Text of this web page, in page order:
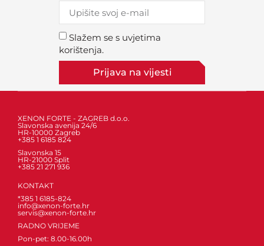
Slažem se s uvjetima
korištenja.
Prijava na vijesti
XENON FORTE - ZAGREB d.o.o.
Slavonska avenija 24/6
HR-10000 Zagreb
+385 1 6185 824
Slavonska 15
HR-21000 Split
+385 21 271 936
KONTAKT
*385 1 6185-824
info@xenon-forte.hr
servis@xenon-forte.hr
RADNO VRIJEME
Pon-pet: 8.00-16.00h